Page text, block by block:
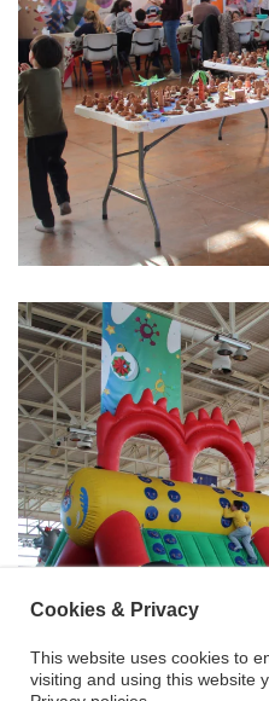
Cookies & Privacy
This website uses cookies to
visiting and using this website